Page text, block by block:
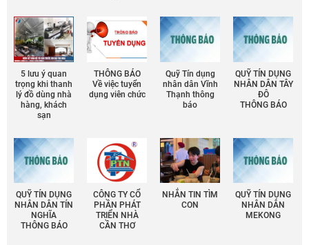
5 lưu ý quan
trọng khi thanh
lý đồ dùng nhà
hàng, khách
sạn
THÔNG BÁO
Về việc tuyển
dụng viên chức
Quỹ Tín dụng
nhân dân Vĩnh
Thạnh thông
báo
QUỸ TÍN DỤNG
NHÂN DÂN TÂY
ĐÔ
THÔNG BÁO
QUỸ TÍN DỤNG
NHÂN DÂN TÍN
NGHĨA
THÔNG BÁO
CÔNG TY CỔ
PHẦN PHÁT
TRIỂN NHÀ
CẦN THƠ
NHẮN TIN TÌM
CON
QUỸ TÍN DỤNG
NHÂN DÂN
MEKONG